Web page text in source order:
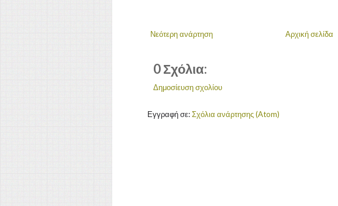
Νεότερη ανάρτηση Αρχική σελίδα
0 Σχόλια:
Δημοσίευση σχολίου
Εγγραφή σε:Σχόλια ανάρτησης (Atom)